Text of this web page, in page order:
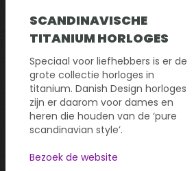
SCANDINAVISCHE
TITANIUM HORLOGES
Speciaal voor liefhebbers is er de
grote collectie horloges in
titanium. Danish Design horloges
zijn er daarom voor dames en
heren die houden van de ‘pure
scandinavian style’.
Bezoek de website